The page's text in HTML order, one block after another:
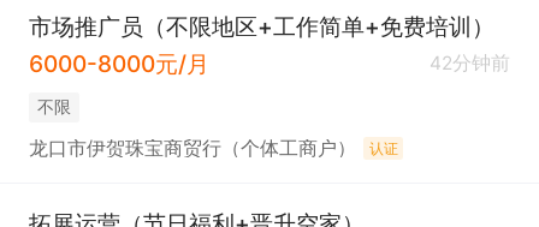
市场推广员（不限地区+工作简单+免费培训）
6000-8000元/月
42分钟前
不限
龙口市伊贺珠宝商贸行（个体工商户） 认证